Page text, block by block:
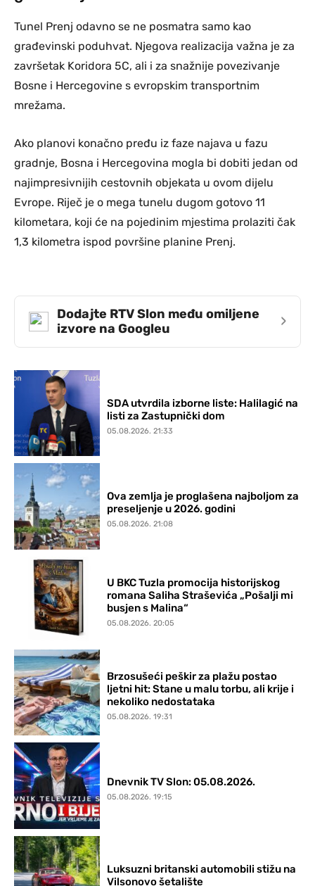
Tunel Prenj odavno se ne posmatra samo kao
građevinski poduhvat. Njegova realizacija važna je za
završetak Koridora 5C, ali i za snažnije povezivanje
Bosne i Hercegovine s evropskim transportnim
mrežama.
Ako planovi konačno pređu iz faze najava u fazu
gradnje, Bosna i Hercegovina mogla bi dobiti jedan od
najimpresivnijih cestovnih objekata u ovom dijelu
Evrope. Riječ je o mega tunelu dugom gotovo 11
kilometara, koji će na pojedinim mjestima prolaziti čak
1,3 kilometra ispod površine planine Prenj.
Dodajte RTV Slon među omiljene
izvore na Googleu
›
SDA utvrdila izborne liste: Halilagić na
listi za Zastupnički dom
05.08.2026. 21:33
Ova zemlja je proglašena najboljom za
preseljenje u 2026. godini
05.08.2026. 21:08
U BKC Tuzla promocija historijskog
romana Saliha Straševića „Pošalji mi
busjen s Malina“
05.08.2026. 20:05
Brzosušeći peškir za plažu postao
ljetni hit: Stane u malu torbu, ali krije i
nekoliko nedostataka
05.08.2026. 19:31
Dnevnik TV Slon: 05.08.2026.
05.08.2026. 19:15
Luksuzni britanski automobili stižu na
Vilsonovo šetalište